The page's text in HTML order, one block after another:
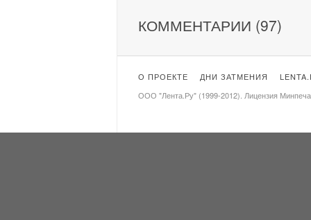
КОММЕНТАРИИ (97)
О ПРОЕКТЕ ДНИ ЗАТМЕНИЯ
ООО "Лента.Ру" (1999-2012). Лицензия